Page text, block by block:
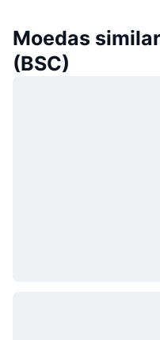
Moedas
(BSC)